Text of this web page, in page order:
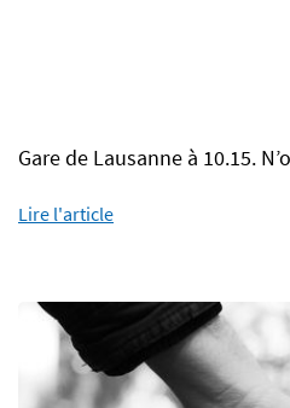
Gare de Lausanne à 10.15.
Lire l'article